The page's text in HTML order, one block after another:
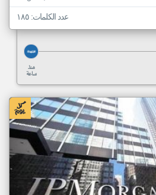
عدد الكلمات: ١٨٥
منذ
ساعة